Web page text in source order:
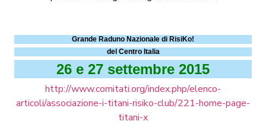
Grande Raduno Nazionale di RisiKo!
del Centro Italia
26 e 27 settembre 2015
http://www.comitati.org/index.php/elenco-
articoli/associazione-i-titani-risiko-club/221-home-page-
titani-x